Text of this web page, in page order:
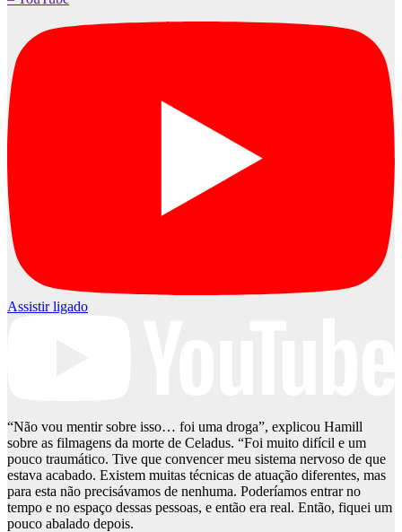
Assistir ligado
“Não vou mentir sobre isso… foi uma droga”, explicou Hamill
sobre as filmagens da morte de Celadus. “Foi muito difícil e um
pouco traumático. Tive que convencer meu sistema nervoso de que
estava acabado. Existem muitas técnicas de atuação diferentes, mas
para esta não precisávamos de nenhuma. Poderíamos entrar no
tempo e no espaço dessas pessoas, e então era real. Então, fiquei um
pouco abalado depois.